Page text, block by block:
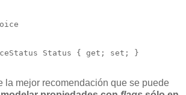
Status { get; set; }
la mejor recomendación que se puede